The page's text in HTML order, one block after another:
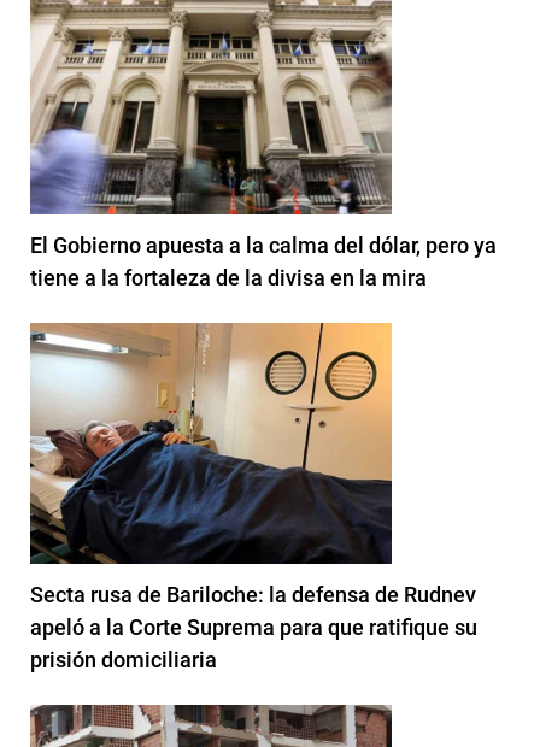
El Gobierno apuesta a la calma del dólar, pero ya
tiene a la fortaleza de la divisa en la mira
Secta rusa de Bariloche: la defensa de Rudnev
apeló a la Corte Suprema para que ratifique su
prisión domiciliaria